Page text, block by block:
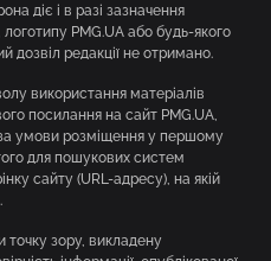
діє і в разі зазначення
PMG.UA або будь-якого
дозвіл редакції не отримано.
використання матеріалів
посилання на сайт PMG.UA,
умови розміщення у першому
для пошукових систем
сайту (URL-адресу), на якій
точку зору, викладену